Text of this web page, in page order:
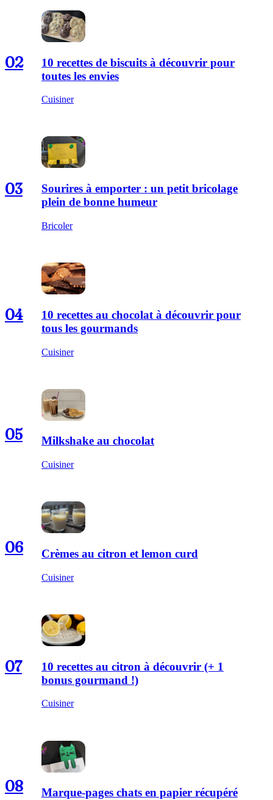
02
10 recettes de biscuits à découvrir pour
toutes les envies
Cuisiner
03
Sourires à emporter : un petit bricolage
plein de bonne humeur
Bricoler
04
10 recettes au chocolat à découvrir pour
tous les gourmands
Cuisiner
05 Milkshake au chocolat
Cuisiner
06 Crèmes au citron et lemon curd
Cuisiner
07
10 recettes au citron à découvrir (+ 1
bonus gourmand !)
Cuisiner
08 Marque-pages chats en papier récupéré